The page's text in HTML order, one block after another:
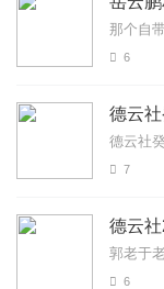
6
德云
德云社
7
德云
郭老于
6